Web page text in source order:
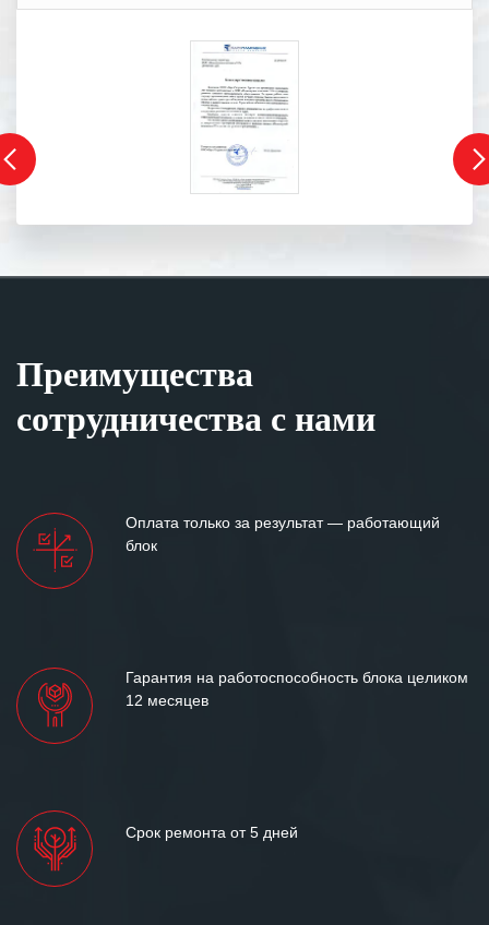
Преимущества
сотрудничества с нами
Оплата только за результат — работающий
блок
Гарантия на работоспособность блока целиком
12 месяцев
Срок ремонта от 5 дней